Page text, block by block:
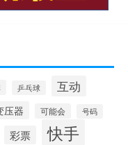
乒乓球 互动
压器 可能会 号码
彩票 快手